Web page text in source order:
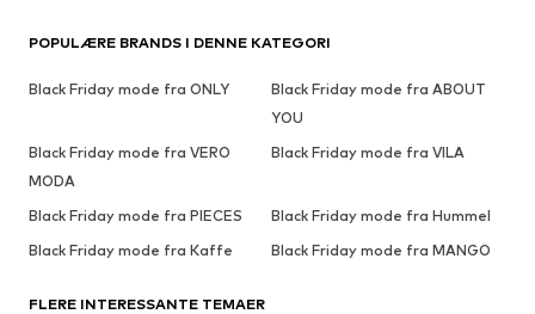
POPULÆRE BRANDS I DENNE KATEGORI
Black Friday mode fra ONLY
Black Friday mode fra ABOUT
YOU
Black Friday mode fra VERO
MODA
Black Friday mode fra VILA
Black Friday mode fra PIECES
Black Friday mode fra Hummel
Black Friday mode fra Kaffe
Black Friday mode fra MANGO
FLERE INTERESSANTE TEMAER